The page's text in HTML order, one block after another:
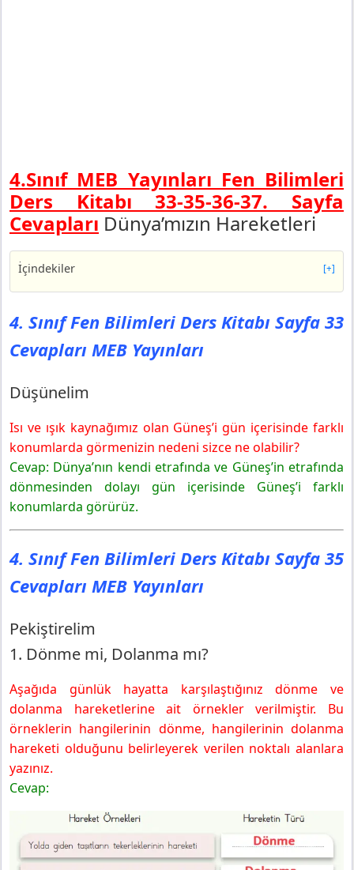
4.Sınıf MEB Yayınları Fen Bilimleri
Ders Kitabı 33-35-36-37. Sayfa
Cevapları Dünya’mızın Hareketleri
İçindekiler [+]
4. Sınıf Fen Bilimleri Ders Kitabı Sayfa 33 Cevapları
MEB Yayınları
Düşünelim
4. Sınıf Fen Bilimleri Ders Kitabı Sayfa 35 Cevapları
Pekiştirelim
2. Dünya’nın Hareketleri
4. Sınıf Fen Bilimleri Ders Kitabı Sayfa 36 Cevapları
MEB Yayınları
Dünya’nın Hareketlerini Modelleyelim
UYGULAMANI DEĞERLENDİR
2. Bölüm Sonu Değerlendirme
4. Sınıf Fen Bilimleri Ders Kitabı Sayfa 33
Cevapları MEB Yayınları
Düşünelim
Isı ve ışık kaynağımız olan Güneş’i gün içerisinde farklı
konumlarda görmenizin nedeni sizce ne olabilir?
Cevap: Dünya’nın kendi etrafında ve Güneş’in etrafında
dönmesinden dolayı gün içerisinde Güneş’i farklı
konumlarda görürüz.
4. Sınıf Fen Bilimleri Ders Kitabı Sayfa 35
Cevapları MEB Yayınları
Pekiştirelim
1. Dönme mi, Dolanma mı?
Aşağıda günlük hayatta karşılaştığınız dönme ve
dolanma hareketlerine ait örnekler verilmiştir. Bu
örneklerin hangilerinin dönme, hangilerinin dolanma
hareketi olduğunu belirleyerek verilen noktalı alanlara
yazınız.
Cevap: